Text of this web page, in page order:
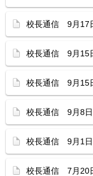
校長通信 9月17
校長通信 9月15
校長通信 9月15
校長通信 9月8日
校長通信 9月1日
校長通信 7月20